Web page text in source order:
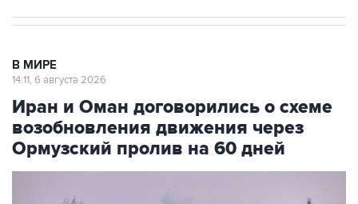
В МИРЕ
14:11, 6 августа 2026
Иран и Оман договорились о схеме
возобновления движения через
Ормузский пролив на 60 дней